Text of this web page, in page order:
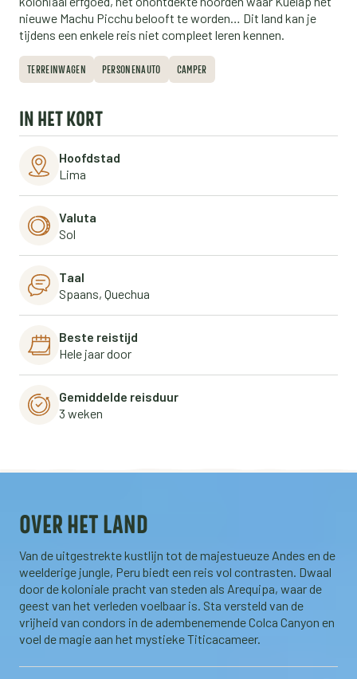
nieuwe Machu Picchu belooft te worden… Dit land kan je
tijdens een enkele reis niet compleet leren kennen.
TERREINWAGEN PERSONENAUTO CAMPER
IN HET KORT
Hoofdstad
Lima
Valuta
Sol
Taal
Spaans, Quechua
Beste reistijd
Hele jaar door
Gemiddelde reisduur
3 weken
OVER HET LAND
Van de uitgestrekte kustlijn tot de majestueuze Andes en de
weelderige jungle, Peru biedt een reis vol contrasten. Dwaal
door de koloniale pracht van steden als Arequipa, waar de
geest van het verleden voelbaar is. Sta versteld van de
vrijheid van condors in de adembenemende Colca Canyon en
voel de magie aan het mystieke Titicacameer.